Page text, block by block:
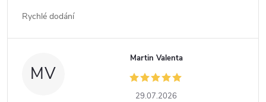
Rychlé dodání
MV
Martin Valenta
29.07.2026